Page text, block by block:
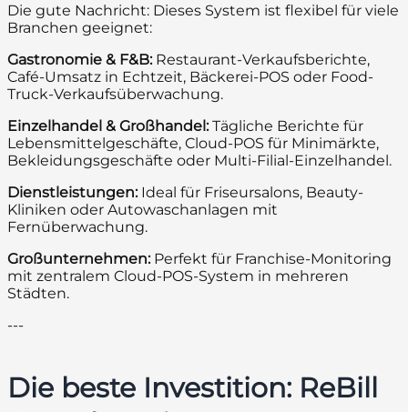
Die gute Nachricht: Dieses System ist flexibel für viele
Branchen geeignet:
Gastronomie & F&B:Restaurant-Verkaufsberichte,
Café-Umsatz in Echtzeit, Bäckerei-POS oder Food-
Truck-Verkaufsüberwachung.
Einzelhandel & Großhandel:Tägliche Berichte für
Lebensmittelgeschäfte, Cloud-POS für Minimärkte,
Bekleidungsgeschäfte oder Multi-Filial-Einzelhandel.
Dienstleistungen:Ideal für Friseursalons, Beauty-
Kliniken oder Autowaschanlagen mit
Fernüberwachung.
Großunternehmen:Perfekt für Franchise-Monitoring
mit zentralem Cloud-POS-System in mehreren
Städten.
---
Die beste Investition: ReBill